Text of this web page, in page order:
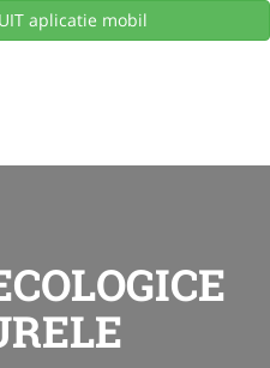
aplicatie mobil